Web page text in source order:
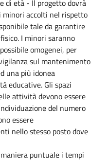
di età - Il progetto dovrà
minori accolti nel rispetto
tale da garantire
I minori saranno
omogenei, per
sul mantenimento
una più idonea
educative. Gli spazi
attività devono essere
del numero
essere
nello stesso posto dove
puntuale i tempi